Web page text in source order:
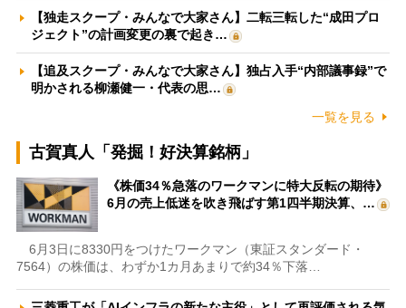
【独走スクープ・みんなで大家さん】二転三転した“成田プロ
ジェクト”の計画変更の裏で起き…
【追及スクープ・みんなで大家さん】独占入手“内部議事録”で
明かされる柳瀬健一・代表の思…
一覧を見る
古賀真人「発掘！好決算銘柄」
《株価34％急落のワークマンに特大反転の期待》
6月の売上低迷を吹き飛ばす第1四半期決算、…
6月3日に8330円をつけたワークマン（東証スタンダード・
7564）の株価は、わずか1カ月あまりで約34％下落…